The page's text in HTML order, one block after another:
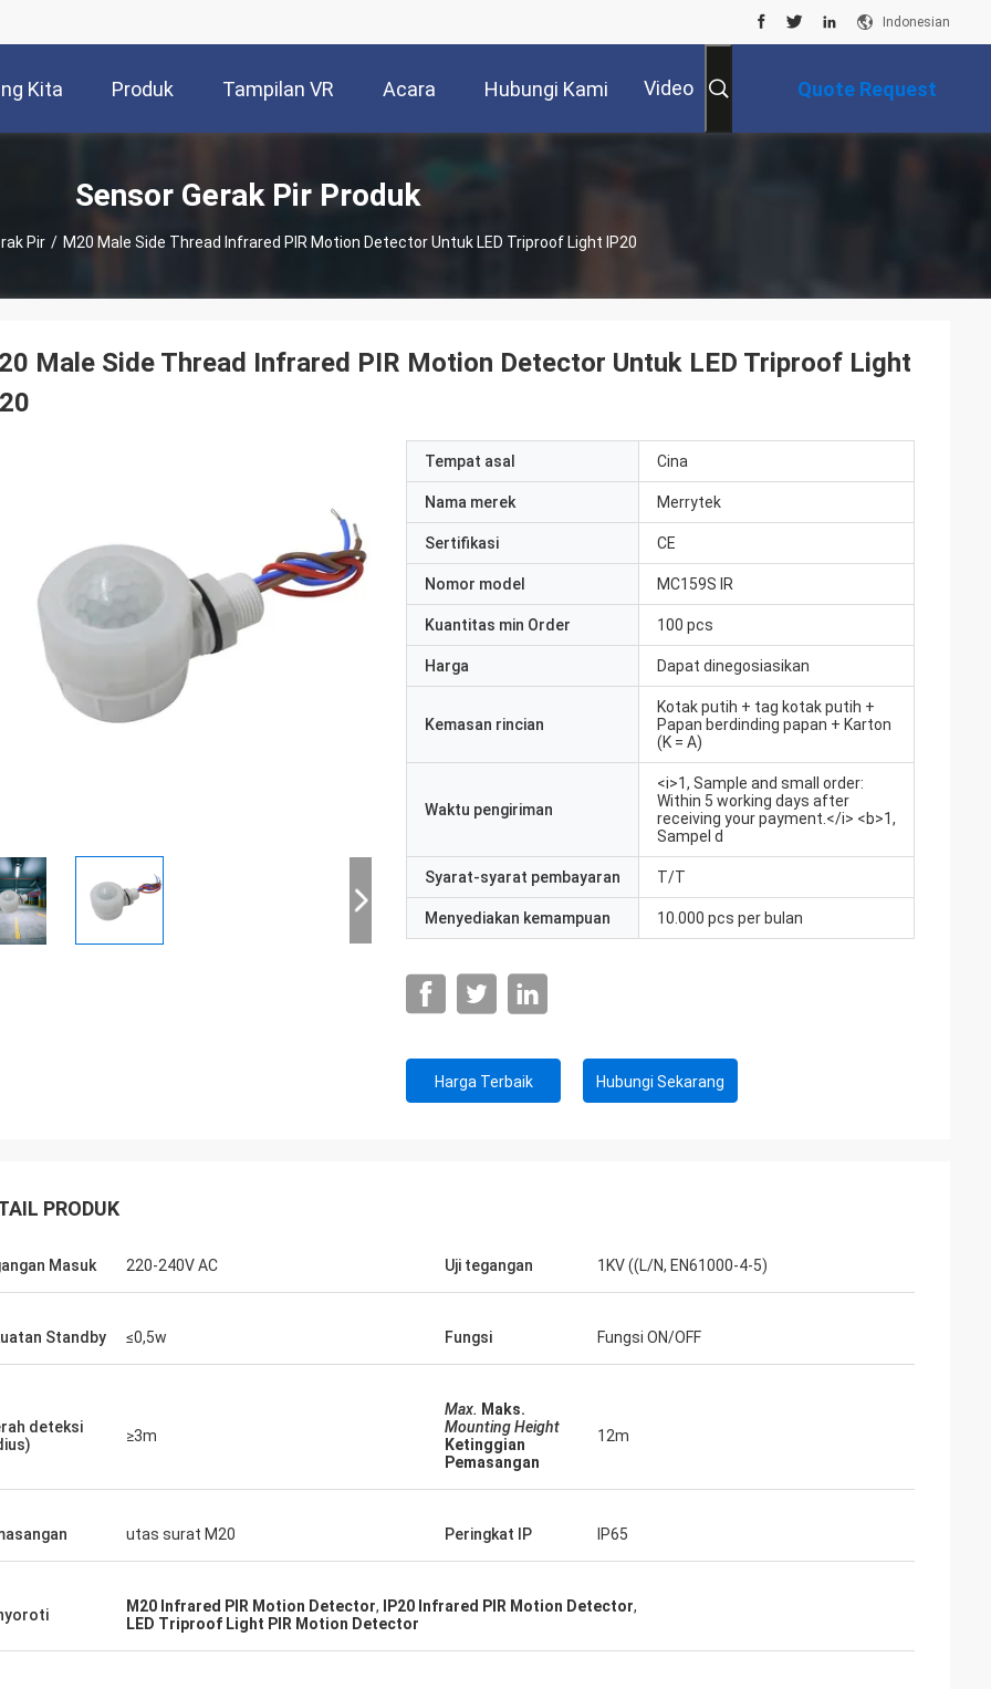
Indonesian
Kita Produk Tampilan VR Acara Hubungi Kami Video Quote Request
Sensor Gerak Pir Produk
Pir / M20 Male Side Thread Infrared PIR Motion Detector Untuk LED Triproof Light IP20
Male Side Thread Infrared PIR Motion Detector Untuk LED Triproof Light
Tempat asal Cina
Nama merek Merrytek
Sertifikasi CE
Nomor model MC159S IR
Kuantitas min Order 100 pcs
Harga Dapat dinegosiasikan
Kemasan rincian
Kotak putih + tag kotak putih +
Papan berdinding papan + Karton
(K = A)
Waktu pengiriman
<i>1, Sample and small order:
Within 5 working days after
receiving your payment.</i> <b>1,
Sampel d
Syarat-syarat pembayaran T/T
Menyediakan kemampuan 10.000 pcs per bulan
Harga Terbaik Hubungi Sekarang
PRODUK
Masuk 220-240V AC Uji tegangan 1KV ((L/N, EN61000-4-5)
Standby ≤0,5w Fungsi Fungsi ON/OFF
deteksi
≥3m
Max. Maks.
Mounting Height
Ketinggian
Pemasangan
12m
utas surat M20 Peringkat IP IP65
M20 Infrared PIR Motion Detector, IP20 Infrared PIR Motion Detector,
LED Triproof Light PIR Motion Detector